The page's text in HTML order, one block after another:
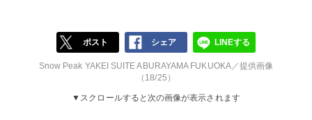
ポスト シェア LINEする
Snow Peak YAKEI SUITE ABURAYAMA FUKUOKA／提供画像
（18/25）
▼スクロールすると次の画像が表示されます